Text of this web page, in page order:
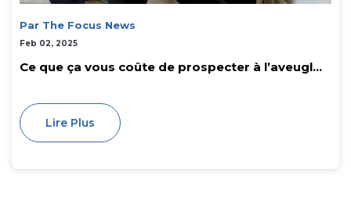
Par The Focus News
Feb 02, 2025
Ce que ça vous coûte de prospecter à l’aveugl...
Lire Plus